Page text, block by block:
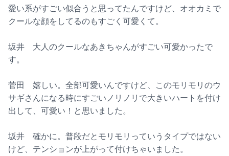
愛い系がすごい似合うと思ってたんですけど、オオカミで
クールな顔をしてるのもすごく可愛くて。
坂井 大人のクールなあきちゃんがすごい可愛かったで
す。
菅田 嬉しい。全部可愛いんですけど、このモリモリのウ
サギさんになる時にすごいノリノリで大きいハートを付け
出して、可愛い！と思いました。
坂井 確かに。普段だとモリモリっていうタイプではない
けど、テンションが上がって付けちゃいました。